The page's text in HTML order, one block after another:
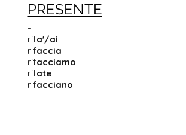
PRESENTE
-
rifa'/ai
rifaccia
rifacciamo
rifate
rifacciano